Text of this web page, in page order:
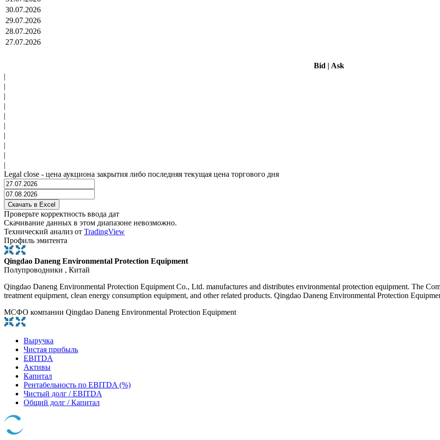
30.07.2026
29.07.2026
28.07.2026
27.07.2026
Bid | Ask
|
|
|
|
|
|
|
|
|
|
Legal close - цена аукциона закрытия либо последняя текущая цена торгового дня
Проверьте корректность ввода дат
Скачивание данных в этом диапазоне невозможно.
Технический анализ от TradingView
Профиль эмитента
Qingdao Daneng Environmental Protection Equipment
Полупроводники , Китай
Qingdao Daneng Environmental Protection Equipment Co., Ltd. manufactures and distributes environmental protection equipment. The
treatment equipment, clean energy consumption equipment, and other related products. Qingdao Daneng Environmental Protection
МСФО компании Qingdao Daneng Environmental Protection Equipment
Выручка
Чистая прибыль
EBITDA
Активы
Капитал
Рентабельность по EBITDA (%)
Чистый долг / EBITDA
Общий долг / Капитал